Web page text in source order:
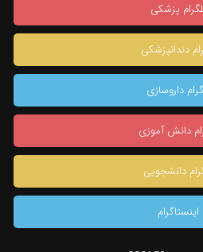
پزشکی
دندانپزشکی
داروسازی
دانش آموزی
دانشجویی
اینستاگرام